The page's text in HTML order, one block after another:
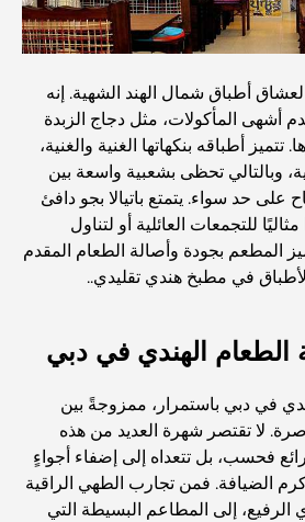
دبي المالي العالمي: حيث يلتقي اللياقة
الأعمال
أساطير السيارات التي لا تُقدر بثمن
العربية المتحدة: دليل للمستثمرين
في دبي: حيث يلتقي المرح بالاسترخاء
دبي: رؤية للحياة المجتمعية العصرية
حيث يلتقي الطعام الفاخر بالثقافة
لعشاق أطباق شمال الهند الشهية. إنه
أشهى المأكولات، مثل دجاج الزبدة
أطباقه بنكهاتها الغنية والغنية،
وبالتالي تحظى بشعبية واسعة بين
على حد سواء. يتمتع باتيالا بجو دافئ
للتجمعات العائلية أو لتناول
المطعم بجودة وأصالة الطعام المقدم
في مطبخ هندي تقليدي..
الطعام الهندي في دبي
في دبي باستمرار، ممزوجةً بين
لا تقتصر شهرة العديد من هذه
فحسب، بل تتعداه إلى إضفاء أجواءٍ
الضيافة. فمن تجارب الطهي الراقية
الرفيع، إلى المطاعم البسيطة التي